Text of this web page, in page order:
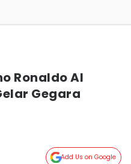
Ronaldo Al
Gegara
Add Us on Google